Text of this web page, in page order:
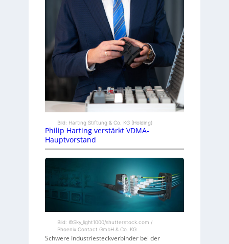
Bild: Harting Stiftung & Co. KG (Holding)
Philip Harting verstärkt VDMA-
Hauptvorstand
Bild: ©Sky_light1000/shutterstock.com /
Phoenix Contact GmbH & Co. KG
Schwere Industriesteckverbinder bei der